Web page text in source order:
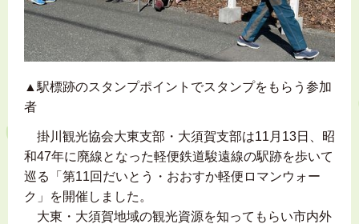
▲駅標跡のスタンプポイントでスタンプをもらう参加
者
掛川観光協会大東支部・大須賀支部は11月13日、昭
和47年に廃線となった軽便鉄道駿遠線の駅跡を歩いて
巡る「第11回だいとう・おおすか軽便ロマンウォー
ク」を開催しました。
大東・大須賀地域の観光資源を知ってもらい市内外